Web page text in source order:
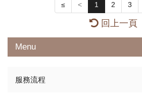
≤ < 1 2 3
回上一頁
Menu
服務流程